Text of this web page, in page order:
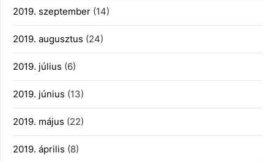
2019. szeptember (14)
2019. augusztus (24)
2019. július (6)
2019. június (13)
2019. május (22)
2019. április (8)